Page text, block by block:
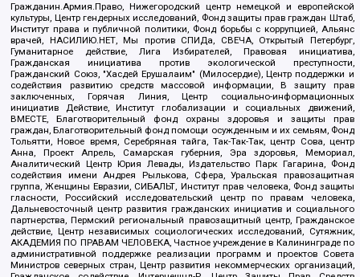
Гражданин.Армия.Право, Нижегородский центр немецкой и европейской
культуры, Центр гендерных исследований, Фонд защиты прав граждан Штаб,
Институт права и публичной политики, Фонд борьбы с коррупцией, Альянс
врачей, НАСИЛИЮ.НЕТ, Мы против СПИДа, СВЕЧА, Открытый Петербург,
Гуманитарное действие, Лига Избирателей, Правовая инициатива,
Гражданская инициатива против экологической преступности,
Гражданский Союз, "Хасдей Ерушалаим" (Милосердие), Центр поддержки и
содействия развитию средств массовой информации, В защиту прав
заключенных, Горячая Линия, Центр социально-информационных
инициатив Действие, Институт глобализации и социальных движений,
ВМЕСТЕ, Благотворительный фонд охраны здоровья и защиты прав
граждан, Благотворительный фонд помощи осужденным и их семьям, Фонд
Тольятти, Новое время, Серебряная тайга, Так-Так-Так, центр Сова, центр
Анна, Проект Апрель, Самарская губерния, Эра здоровья, Мемориал,
Аналитический Центр Юрия Левады, Издательство Парк Гагарина, Фонд
содействия имени Андрея Рылькова, Сфера, Уральская правозащитная
группа, Женщины Евразии, СИБАЛЬТ, Институт прав человека, Фонд защиты
гласности, Российский исследовательский центр по правам человека,
Дальневосточный центр развития гражданских инициатив и социального
партнерства, Пермский региональный правозащитный центр, Гражданское
действие, Центр независимых социологических исследований, Сутяжник,
АКАДЕМИЯ ПО ПРАВАМ ЧЕЛОВЕКА, Частное учреждение в Калининграде по
административной поддержке реализации программ и проектов Совета
Министров северных стран, Центр развития некоммерческих организаций,